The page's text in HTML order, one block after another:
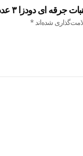
ای دودزا ۳ عددی”
شده‌اند *